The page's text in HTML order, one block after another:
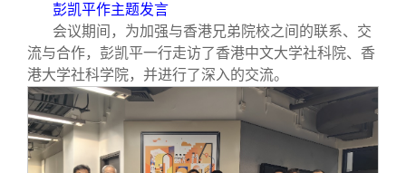
校友视界
理事会名单
制度法规
联系我们
彭凯平作主题发言
会议期间，为加强与香港兄弟院校之间的联系、交
流与合作，彭凯平一行走访了香港中文大学社科院、香
港大学社科学院，并进行了深入的交流。